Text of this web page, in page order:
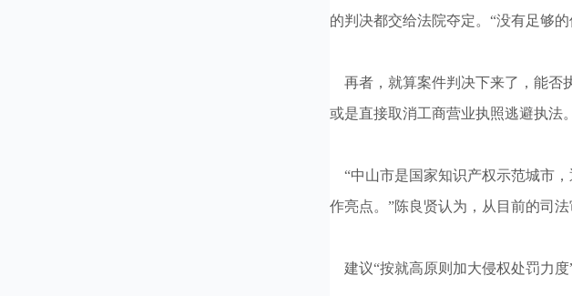
的判决都交给法院夺定。“没有足够
再者，就算案件判决下来了，能否
或是直接取消工商营业执照逃避执法
“中山市是国家知识产权示范城市
作亮点。”陈良贤认为，从目前的司
建议“按就高原则加大侵权处罚力度